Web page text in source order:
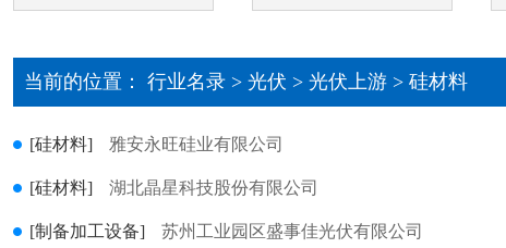
当前的位置： 行业名录 > 光伏 > 光伏上游 > 硅材料
[硅材料] 雅安永旺硅业有限公司
[硅材料] 湖北晶星科技股份有限公司
[制备加工设备] 苏州工业园区盛事佳光伏有限公司